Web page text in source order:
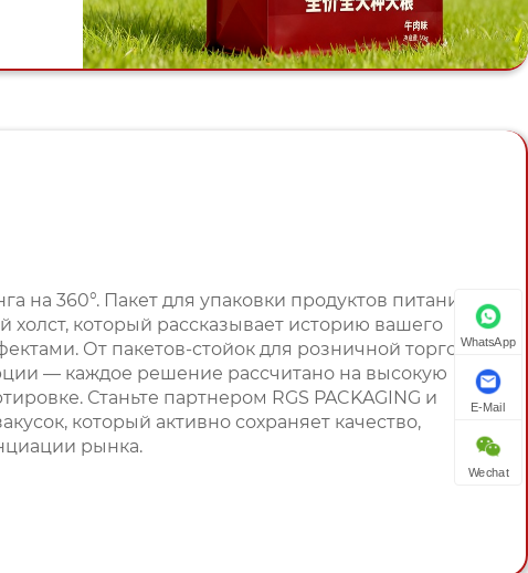
на 360°. Пакет для упаковки продуктов питания и
холст, который рассказывает историю вашего
От пакетов-стойок для розничной торговли
— каждое решение рассчитано на высокую
Станьте партнером RGS PACKAGING и
который активно сохраняет качество,
рынка.
WhatsApp
E-Mail
Wechat